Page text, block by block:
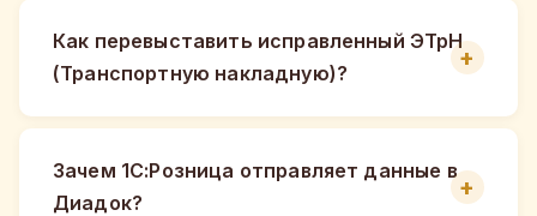
Как перевыставить исправленный ЭТрН
(Транспортную накладную)?
Зачем 1С:Розница отправляет данные в
Диадок?